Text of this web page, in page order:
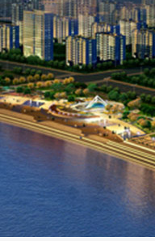
内设机构
企业文化